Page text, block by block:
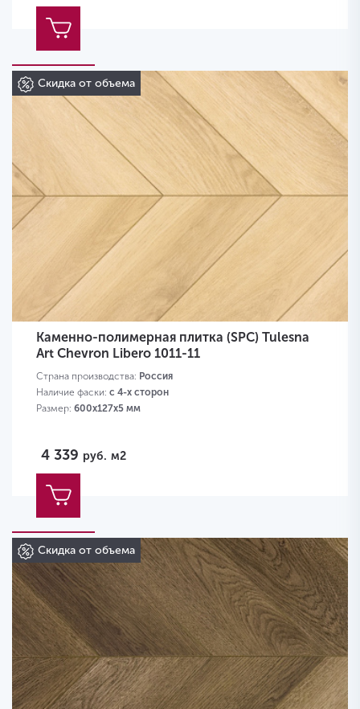
Скидка от объема
Каменно-полимерная плитка (SPC) Tulesna
Art Chevron Libero 1011-11
Страна производства: Россия
Наличие фаски: с 4-х сторон
Размер: 600х127х5 мм
4 339 руб. м2
Скидка от объема